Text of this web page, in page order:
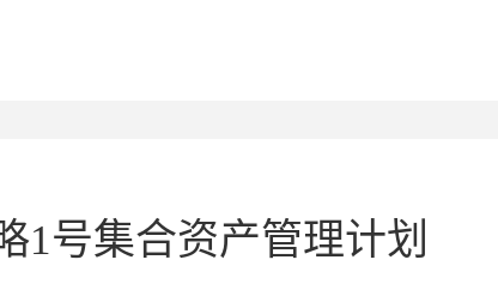
1号集合资产管理计划